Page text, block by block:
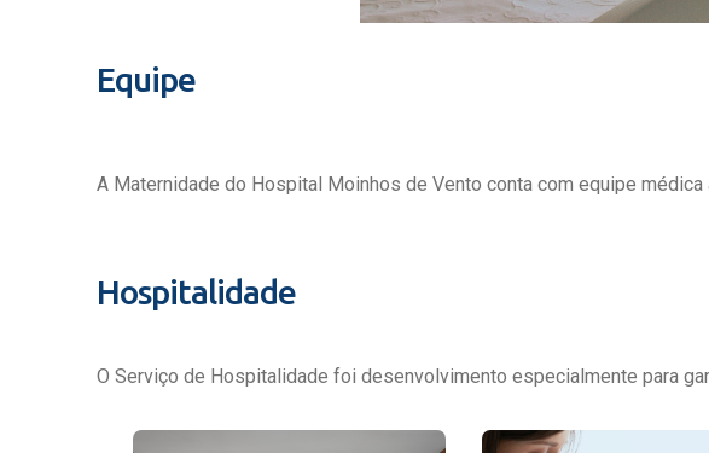
Equipe
A Maternidade do Hospital Moinhos de Vento conta com equipe
Hospitalidade
O Serviço de Hospitalidade foi desenvolvimento especialmente para